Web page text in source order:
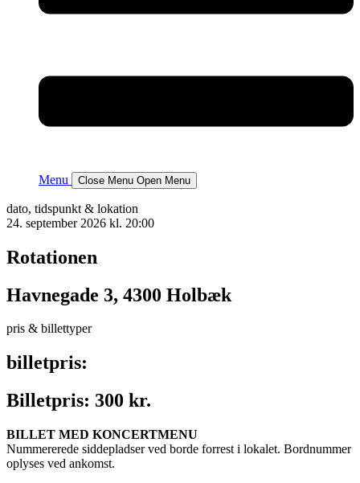
Menu Close Menu Open Menu
dato, tidspunkt & lokation
24. september 2026 kl. 20:00
Rotationen
Havnegade 3, 4300 Holbæk
pris & billettyper
billetpris:
Billetpris: 300 kr.
BILLET MED KONCERTMENU
Nummererede siddepladser ved borde forrest i lokalet. Bordnummer
oplyses ved ankomst.